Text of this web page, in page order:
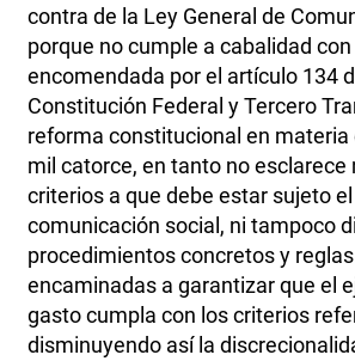
contra de la Ley General de
porque no cumple a cabalidad
encomendada por el artículo 134
Constitución Federal y Tercero
reforma constitucional en materia
mil catorce, en tanto no esclarece
criterios a que debe estar sujeto
comunicación social, ni tampoco
procedimientos concretos y
encaminadas a garantizar que el
gasto cumpla con los criterios
disminuyendo así la